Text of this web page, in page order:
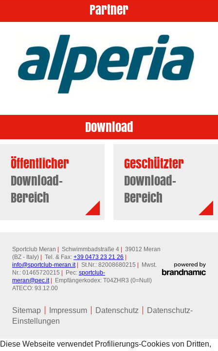
Partner
Download
Öffentlicher
Download-
Bereich
Geschützter
Download-
Bereich
Sportclub Meran Schwimmbadstraße 4
39012 Meran
(BZ - Italy)
Tel. & Fax: +39 0473 23 21 26
info@sportclub-meran.it St.Nr.: 82008680215
Mwst.
Nr.: 01465720215
Pec: sportclub-
meran@pec.it
Empfängerkodex: T04ZHR3 (0=Null)
ATECO: 93.12.00
Sitemap Impressum Datenschutz
Datenschutz-
Einstellungen
Diese Webseite verwendet Profilierungs-Cookies von Dritten,